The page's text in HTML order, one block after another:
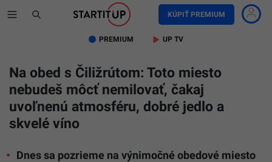
KÚPIŤ PREMIUM
PREMIUM UP TV
Na obed s Čiližrútom: Toto miesto
nebudeš môcť nemilovať, čakaj
uvoľnenú atmosféru, dobré jedlo a
skvelé víno
Dnes sa pozrieme na výnimočné obedové miesto